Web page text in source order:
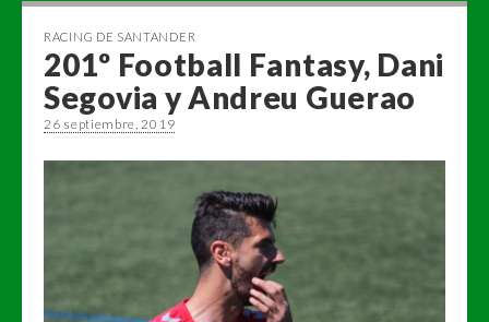
RACING DE SANTANDER
201º Football Fantasy, Dani
Segovia y Andreu Guerao
26 septiembre, 2019